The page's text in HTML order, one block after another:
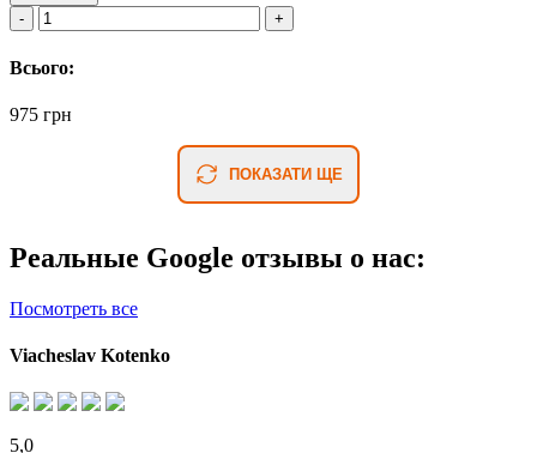
Всього:
975 грн
ПОКАЗАТИ ЩЕ
Реальные Google отзывы о нас:
Посмотреть все
Viacheslav Kotenko
5,0